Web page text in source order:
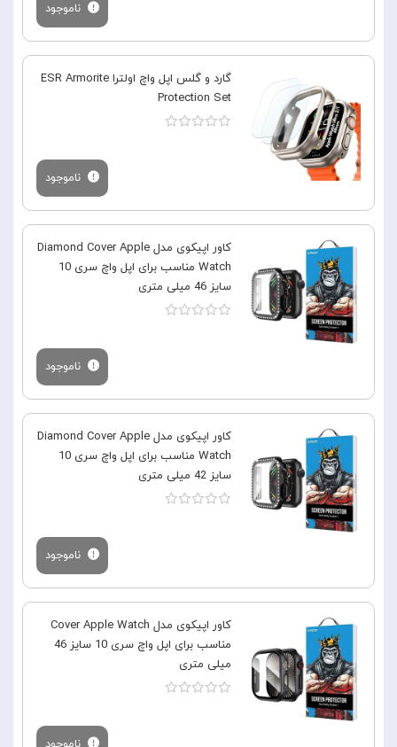
ناموجود
گارد و گلس اپل واچ اولترا ESR Armorite
Protection Set
ناموجود
کاور اپیکوی مدل Diamond Cover Apple
Watch مناسب برای اپل واچ سری 10
سایز 46 میلی متری
ناموجود
کاور اپیکوی مدل Diamond Cover Apple
Watch مناسب برای اپل واچ سری 10
سایز 42 میلی متری
ناموجود
کاور اپیکوی مدل Cover Apple Watch
مناسب برای اپل واچ سری 10 سایز 46
میلی متری